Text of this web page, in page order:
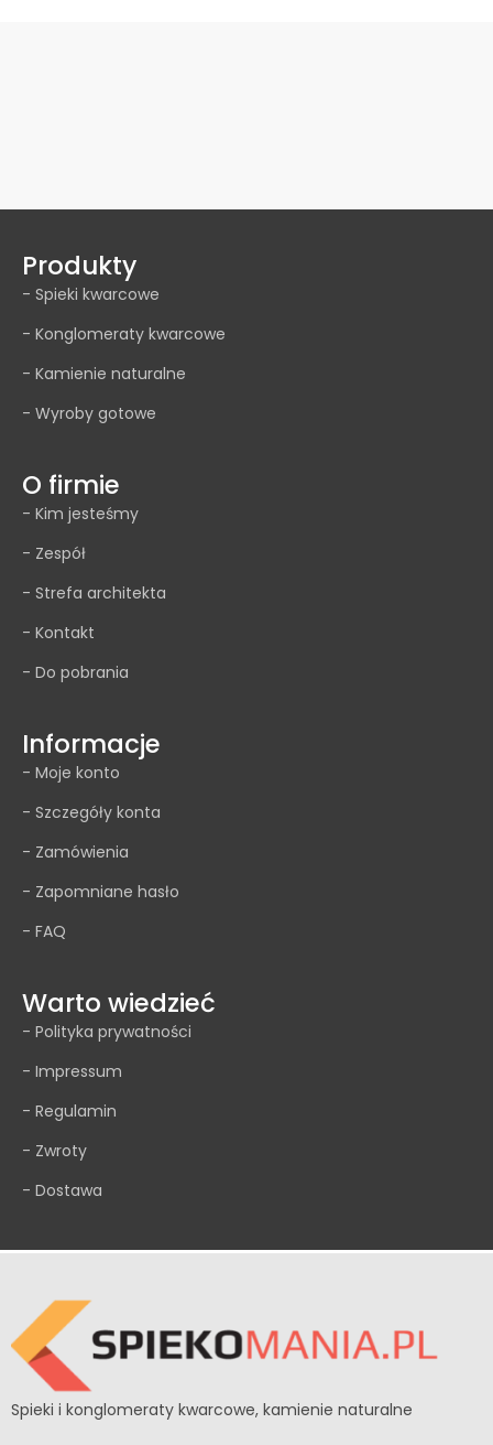
Produkty
- Spieki kwarcowe
- Konglomeraty kwarcowe
- Kamienie naturalne
- Wyroby gotowe
O firmie
- Kim jesteśmy
- Zespół
- Strefa architekta
- Kontakt
- Do pobrania
Informacje
- Moje konto
- Szczegóły konta
- Zamówienia
- Zapomniane hasło
- FAQ
Warto wiedzieć
- Polityka prywatności
- Impressum
- Regulamin
- Zwroty
- Dostawa
Spieki i konglomeraty kwarcowe, kamienie naturalne